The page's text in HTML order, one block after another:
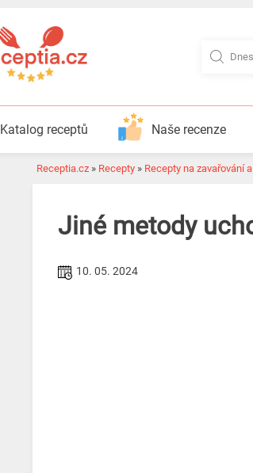
Katalog receptů Naše recenze
Receptia.cz » Recepty » Recepty na zavařování
Jiné metody
10. 05. 2024